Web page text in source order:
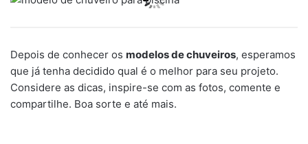
Depois de conhecer os modelos de chuveiros, esperamos
que já tenha decidido qual é o melhor para seu projeto.
Considere as dicas, inspire-se com as fotos, comente e
compartilhe. Boa sorte e até mais.